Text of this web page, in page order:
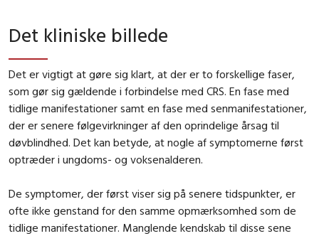
Det kliniske billede
Det er vigtigt at gøre sig klart, at der er to forskellige faser,
som gør sig gældende i forbindelse med CRS. En fase med
tidlige manifestationer samt en fase med senmanifestationer,
der er senere følgevirkninger af den oprindelige årsag til
døvblindhed. Det kan betyde, at nogle af symptomerne først
optræder i ungdoms- og voksenalderen.
De symptomer, der først viser sig på senere tidspunkter, er
ofte ikke genstand for den samme opmærksomhed som de
tidlige manifestationer. Manglende kendskab til disse sene